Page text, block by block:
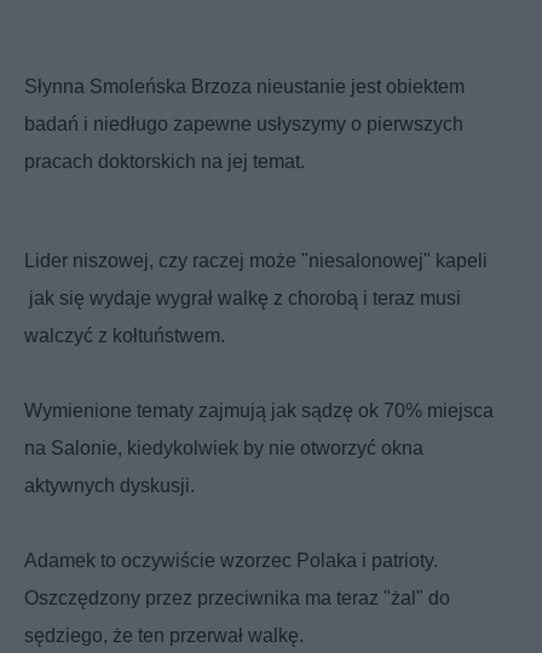
Słynna Smoleńska Brzoza nieustanie jest obiektem
badań i niedługo zapewne usłyszymy o pierwszych
pracach doktorskich na jej temat.
Lider niszowej, czy raczej może "niesalonowej" kapeli
jak się wydaje wygrał walkę z chorobą i teraz musi
walczyć z kołtuństwem.
Wymienione tematy zajmują jak sądzę ok 70% miejsca
na Salonie, kiedykolwiek by nie otworzyć okna
aktywnych dyskusji.
Adamek to oczywiście wzorzec Polaka i patrioty.
Oszczędzony przez przeciwnika ma teraz "żal" do
sędziego, że ten przerwał walkę.